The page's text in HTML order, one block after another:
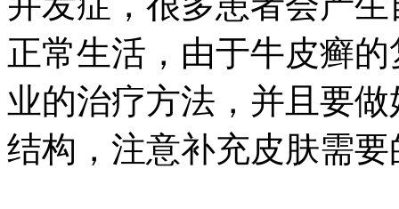
正常生活，由于牛皮癣
业的治疗方法，并且要
结构，注意补充皮肤需